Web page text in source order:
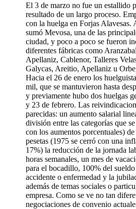
El 3 de marzo no fue un estallido
resultado de un largo proceso.
con la huelga en Forjas Alavesas.
sumó Mevosa, una de las
ciudad, y poco a poco se fueron
diferentes fábricas como
Apellaniz, Cablenor, Talleres
Galycas, Areitio, Apellaniz u
Hacia el 26 de enero los
mil, que se mantuvieron hasta
y previamente hubo dos huelgas
y 23 de febrero. Las
parecidas: un aumento salarial
división entre las categorías que
con los aumentos porcentuales)
pesetas (1975 se cerró con una
17%) la reducción de la jornada
horas semanales, un mes de
para el bocadillo, 100% del sueldo
accidente o enfermedad y la
además de temas sociales o
empresa. Como se ve no tan
negociaciones de convenio